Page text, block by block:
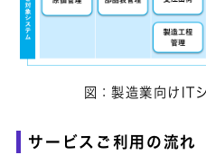
図：製造業向けIT
サービスご利用の流れ